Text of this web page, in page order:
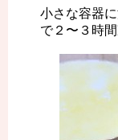
小さな容器
で２〜３時